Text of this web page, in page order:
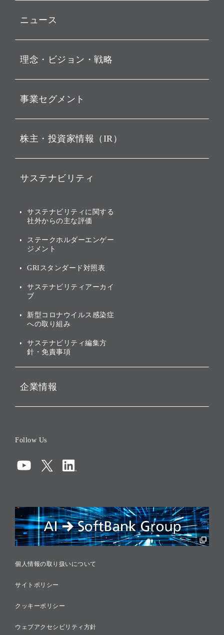
ニュース
お知らせ
動画配信
理念・ビジョン・戦略
経営理念
ビジョン
戦略
バリュー
ソフトバンクグループの歩
[AI] What dreams are made
事業セグメント
ソフトバンク・ビジョン・
その他
グループ企業一覧
株主・投資家情報（IR）
IRカレンダー
業績・財務
アニュアルレポート
株主・投資家情報（IR）に
サステナビリティ
トップメッセージ
サステナビリティの考え方
ガバナンス
投資先のサステナビリティ
サステナビリティに関する
社外からの主な評価
ステークホルダーエンゲー
ジメント
GRIスタンダード対照表
サステナビリティアーカイ
ブ
新型コロナウイルス感染症
への取り組み
サステナビリティ編集方
針・免責事項
企業情報
コンプライアンス
リスクマネジメント
税務に対する取り組み
採用情報
Follow Us
個人情報の取り扱いについて
サイトポリシー
クッキーポリシー
ウェブアクセシビリティ方針